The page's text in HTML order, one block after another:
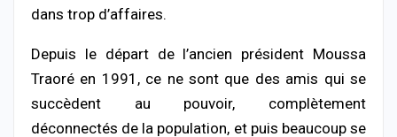
dans trop d’affaires.
Depuis le départ de l’ancien président Moussa
Traoré en 1991, ce ne sont que des amis qui se
succèdent au pouvoir, complètement
déconnectés de la population, et puis beaucoup se